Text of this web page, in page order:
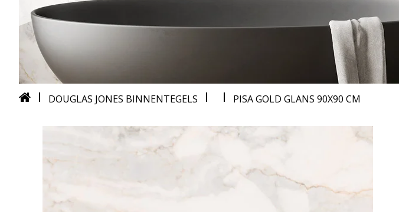
DOUGLAS JONES BINNENTEGELS PISA GOLD GLANS 90X90 CM